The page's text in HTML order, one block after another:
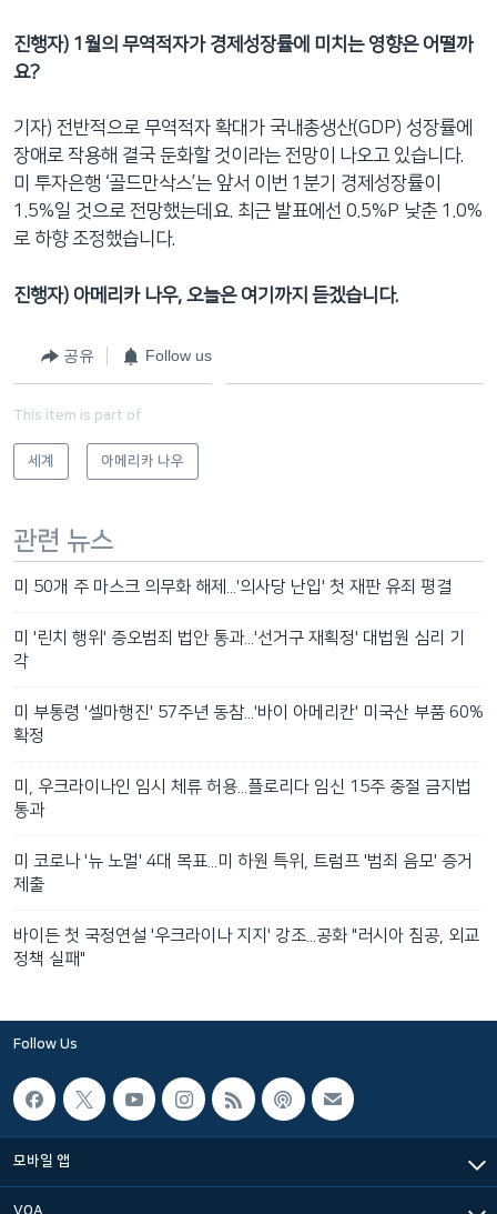
진행자) 1월의 무역적자가 경제성장률에 미치는 영향은 어떨까
요?
기자) 전반적으로 무역적자 확대가 국내총생산(GDP) 성장률에
장애로 작용해 결국 둔화할 것이라는 전망이 나오고 있습니다.
미 투자은행 ‘골드만삭스’는 앞서 이번 1분기 경제성장률이
1.5%일 것으로 전망했는데요. 최근 발표에선 0.5%P 낮춘 1.0%
로 하향 조정했습니다.
진행자) 아메리카 나우, 오늘은 여기까지 듣겠습니다.
공유 Follow us
This item is part of
세계 아메리카 나우
관련 뉴스
미 50개 주 마스크 의무화 해제...'의사당 난입' 첫 재판 유죄 평결
미 '린치 행위' 증오범죄 법안 통과...'선거구 재획정' 대법원 심리 기
각
미 부통령 '셀마행진' 57주년 동참...'바이 아메리칸' 미국산 부품 60%
확정
미, 우크라이나인 임시 체류 허용...플로리다 임신 15주 중절 금지법
통과
미 코로나 '뉴 노멀' 4대 목표...미 하원 특위, 트럼프 '범죄 음모' 증거
제출
바이든 첫 국정연설 '우크라이나 지지' 강조...공화 "러시아 침공, 외교
정책 실패"
Follow Us
모바일 앱